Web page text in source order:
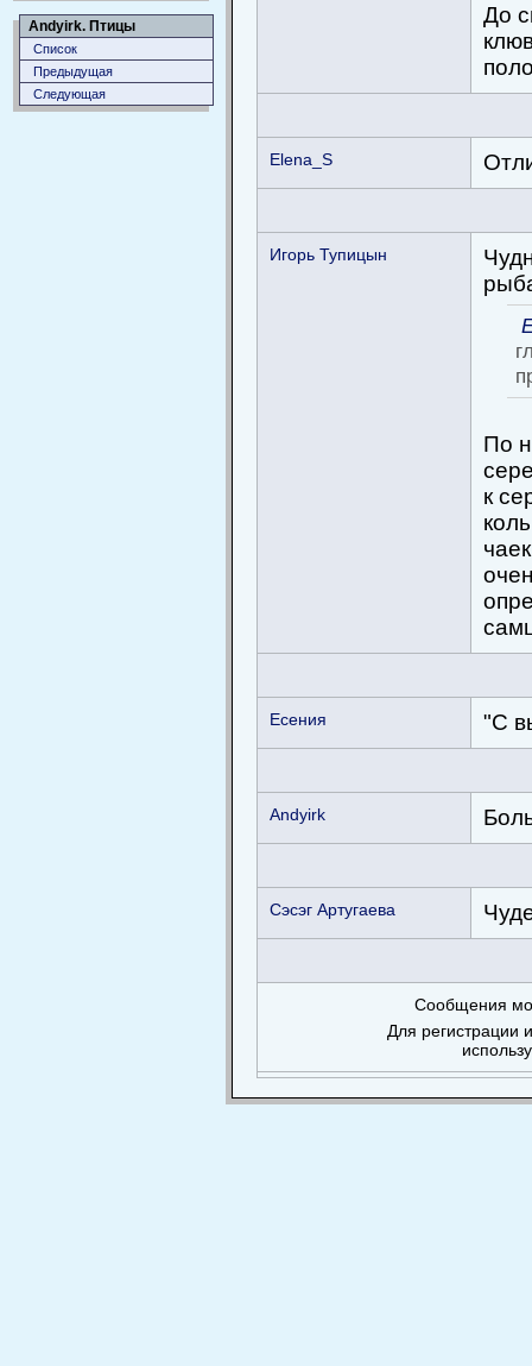
Andyirk. Птицы
Список
Предыдущая
Следующая
До
Elena_S
Игорь Тупицын
По
к
Есения "С
Andyirk
Сэсэг Артугаева
Сообщения
Для регистрации